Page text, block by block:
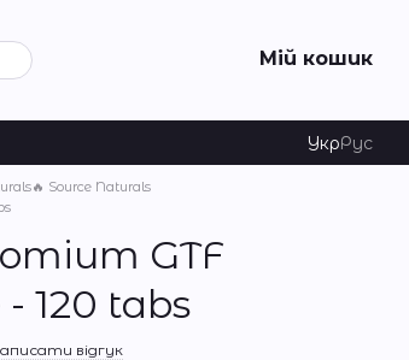
Мій кошик
УкрРус
Source Naturals
GTF
120 tabs
відгук